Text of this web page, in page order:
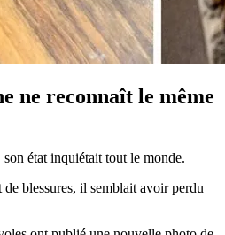
ne reconnaît le même
état inquiétait tout le monde.
blessures, il semblait avoir perdu